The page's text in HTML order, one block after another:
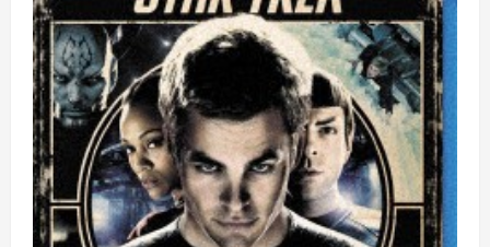
ル
ー
レ
イ
デ
ィ
ス
ク）
に
つ
い
て
さ
ら
に
読